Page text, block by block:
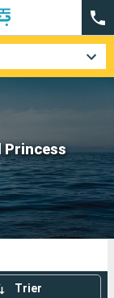
Princess
Trier